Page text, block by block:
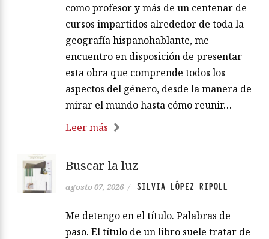
como profesor y más de un centenar de
cursos impartidos alrededor de toda la
geografía hispanohablante, me
encuentro en disposición de presentar
esta obra que comprende todos los
aspectos del género, desde la manera de
mirar el mundo hasta cómo reunir…
Leer más
Buscar la luz
agosto 07, 2026 / SILVIA LÓPEZ RIPOLL
Me detengo en el título. Palabras de
paso. El título de un libro suele tratar de